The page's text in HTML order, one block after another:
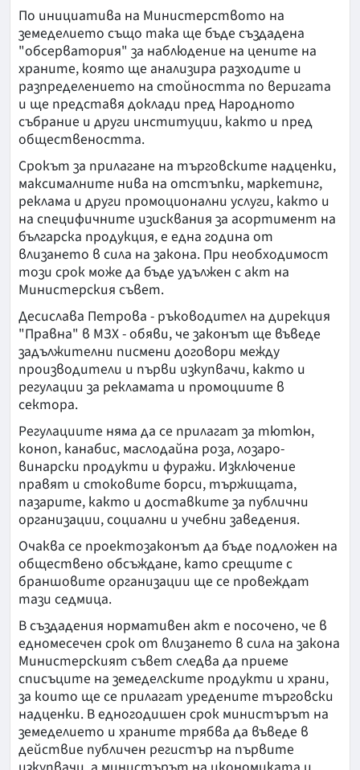
По инициатива на Министерството на
земеделието също така ще бъде създадена
"обсерватория" за наблюдение на цените на
храните, която ще анализира разходите и
разпределението на стойността по веригата
и ще представя доклади пред Народното
събрание и други институции, както и пред
обществеността.
Срокът за прилагане на търговските надценки,
максималните нива на отстъпки, маркетинг,
реклама и други промоционални услуги, както и
на специфичните изисквания за асортимент на
българска продукция, е една година от
влизането в сила на закона. При необходимост
този срок може да бъде удължен с акт на
Министерския съвет.
Десислава Петрова - ръководител на дирекция
"Правна" в МЗХ - обяви, че законът ще въведе
задължителни писмени договори между
производители и първи изкупвачи, както и
регулации за рекламата и промоциите в
сектора.
Регулациите няма да се прилагат за тютюн,
коноп, канабис, маслодайна роза, лозаро-
винарски продукти и фуражи. Изключение
правят и стоковите борси, тържищата,
пазарите, както и доставките за публични
организации, социални и учебни заведения.
Очаква се проектозаконът да бъде подложен на
обществено обсъждане, като срещите с
браншовите организации ще се провеждат
тази седмица.
В създадения нормативен акт е посочено, че в
едномесечен срок от влизането в сила на закона
Министерският съвет следва да приеме
списъците на земеделските продукти и храни,
за които ще се прилагат уредените търговски
надценки. В едногодишен срок министърът на
земеделието и храните трябва да въведе в
действие публичен регистър на първите